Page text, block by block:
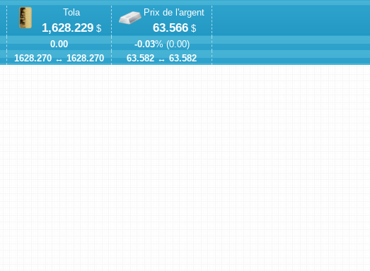
Tola
1,628.229 $
0.00
1628.270 ↔ 1628.270
Prix de l'argent
63.566$
-0.03% (0.00)
63.582 ↔ 63.582